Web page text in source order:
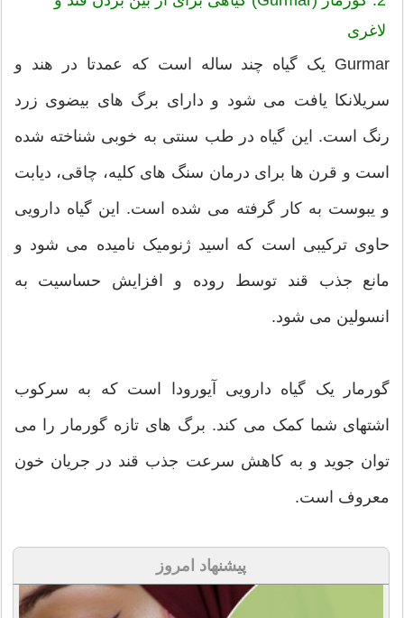
لاغری
Gurmar یک گیاه چند ساله است که عمدتا در هند و
سریلانکا یافت می شود و دارای برگ های بیضوی زرد
رنگ است. این گیاه در طب سنتی به خوبی شناخته شده
است و قرن ها برای درمان سنگ های کلیه، چاقی، دیابت
و یبوست به کار گرفته می شده است. این گیاه دارویی
حاوی ترکیبی است که اسید ژنومیک نامیده می شود و
مانع جذب قند توسط روده و افزایش حساسیت به
انسولین می شود.
گورمار یک گیاه دارویی آیورودا است که به سرکوب
اشتهای شما کمک می کند. برگ های تازه گورمار را می
توان جوید و به کاهش سرعت جذب قند در جریان خون
معروف است.
پیشنهاد امروز